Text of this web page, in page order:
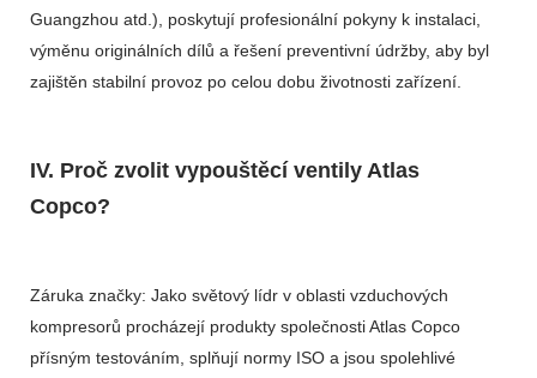
Guangzhou atd.), poskytují profesionální pokyny k instalaci,
výměnu originálních dílů a řešení preventivní údržby, aby byl
zajištěn stabilní provoz po celou dobu životnosti zařízení.
IV. Proč zvolit vypouštěcí ventily Atlas
Copco?
Záruka značky: Jako světový lídr v oblasti vzduchových
kompresorů procházejí produkty společnosti Atlas Copco
přísným testováním, splňují normy ISO a jsou spolehlivé